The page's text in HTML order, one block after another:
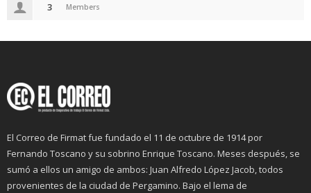
3 Members
El Correo de Firmat fue fundado el 11 de octubre de 1914 por
Fernando Toscano y su sobrino Enrique Toscano. Meses después, se
sumó a ellos un amigo de ambos: Juan Alfredo López Jacob, todos
provenientes de la ciudad de Pergamino. Bajo el lema de